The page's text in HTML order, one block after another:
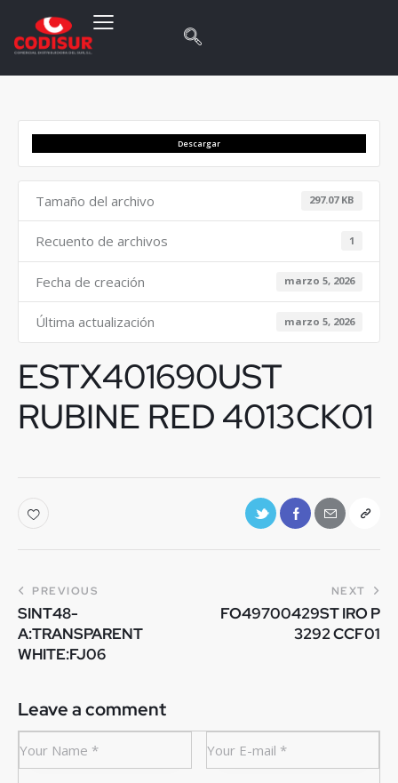
Descargar
Tamaño del archivo 297.07 KB
Recuento de archivos 1
Fecha de creación marzo 5, 2026
Última actualización marzo 5, 2026
ESTX401690UST
RUBINE RED 4013CK01
PREVIOUS
SINT48-
A:TRANSPARENT
WHITE:FJ06
NEXT
FO49700429ST IRO P
3292 CCF01
Leave a comment